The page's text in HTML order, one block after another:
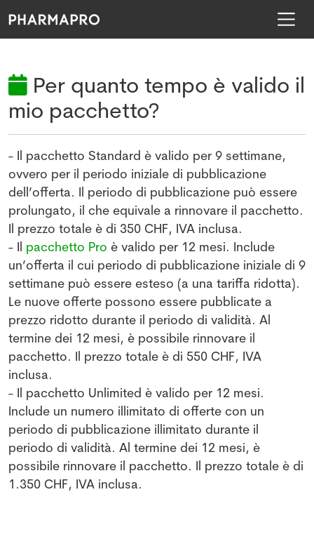
Per quanto tempo è valido il
mio pacchetto?
- Il pacchetto Standard è valido per 9 settimane,
ovvero per il periodo iniziale di pubblicazione
dell’offerta. Il periodo di pubblicazione può essere
prolungato, il che equivale a rinnovare il pacchetto.
Il prezzo totale è di 350 CHF, IVA inclusa.
- Il pacchetto Pro è valido per 12 mesi. Include
un’offerta il cui periodo di pubblicazione iniziale di 9
settimane può essere esteso (a una tariffa ridotta).
Le nuove offerte possono essere pubblicate a
prezzo ridotto durante il periodo di validità. Al
termine dei 12 mesi, è possibile rinnovare il
pacchetto. Il prezzo totale è di 550 CHF, IVA
inclusa.
- Il pacchetto Unlimited è valido per 12 mesi.
Include un numero illimitato di offerte con un
periodo di pubblicazione illimitato durante il
periodo di validità. Al termine dei 12 mesi, è
possibile rinnovare il pacchetto. Il prezzo totale è di
1.350 CHF, IVA inclusa.